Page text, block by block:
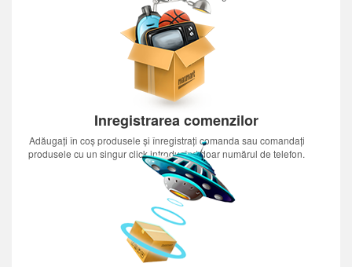
Inregistrarea comenzilor
Adăugați în coș produsele și înregistrați comanda sau comandați
produsele cu un singur click introducînd doar numărul de telefon.